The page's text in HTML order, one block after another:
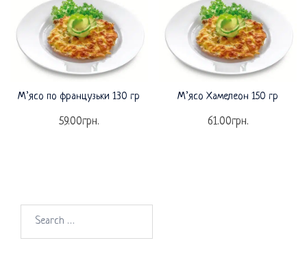
М’ясо по французьки 130 гр
59.00грн.
М’ясо Хамелеон 150 гр
61.00грн.